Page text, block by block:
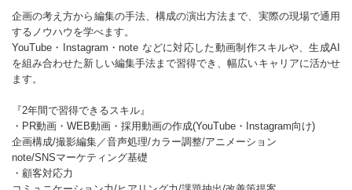
企画の考え方から編集の手法、構成の演出方法まで、実際の現場で通用
するノウハウを学べます。
YouTube・Instagram・note などに対応した動画制作スキルや、生成AI
を組み合わせた新しい編集手法まで習得でき、幅広いキャリアに活かせ
ます。
『2年間で習得できるスキル』
・PR動画・WEB動画・採用動画の作成(YouTube・Instagram向け)
企画構成/撮影編集／音声処理/カラー調整/アニメーション
note/SNSマーケティング基礎
・顧客対応力